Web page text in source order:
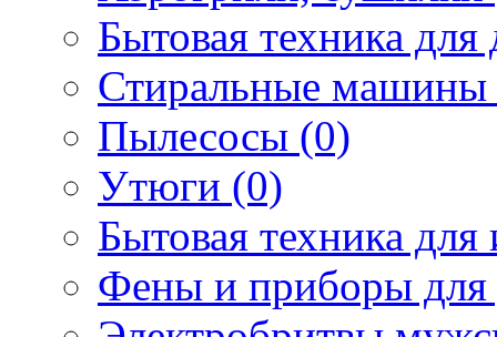
Бытовая техника
Стиральные машины
Пылесосы (0)
Утюги (0)
Бытовая техника
Фены и приборы для